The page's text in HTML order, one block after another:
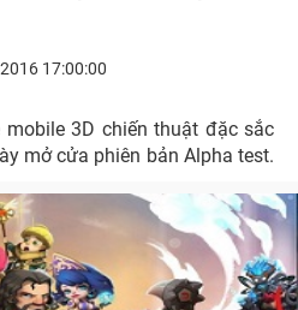
17:00:00
mobile 3D chiến thuật đặc sắc
mở cửa phiên bản Alpha test.